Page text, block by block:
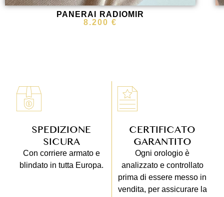
PANERAI RADIOMIR
8.200€
SPEDIZIONE
SICURA
Con corriere armato e
blindato in tutta Europa.
CERTIFICATO
GARANTITO
Ogni orologio è
analizzato e controllato
prima di essere messo in
vendita, per assicurare la